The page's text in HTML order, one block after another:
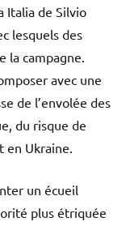
Italia de Silvio
lesquels des
la campagne.
avec une
de l’envolée des
du risque de
en Ukraine.
un écueil
plus étriquée